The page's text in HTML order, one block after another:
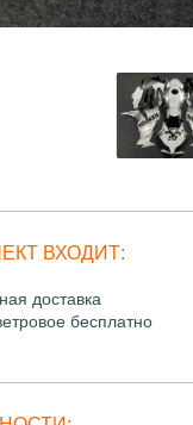
ВХОДИТ:
доставка
бесплатно